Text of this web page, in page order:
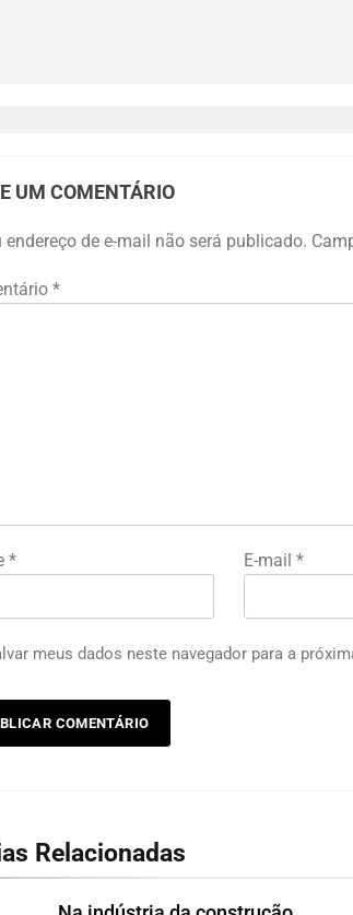
UM COMENTÁRIO
endereço de e-mail não será publicado.
*
* E-mail *
meus dados neste navegador para a
Relacionadas